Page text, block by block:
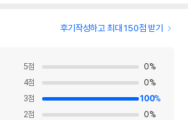
후기작성하고 최대 150점 받기
5점 0%
4점 0%
3점 100%
2점 0%